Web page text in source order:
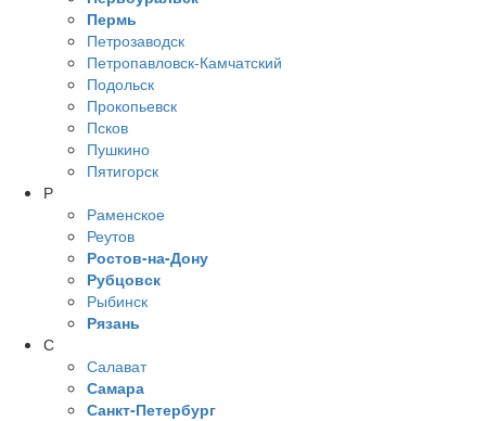
Пермь
Петрозаводск
Петропавловск-Камчатский
Подольск
Прокопьевск
Псков
Пушкино
Пятигорск
Р
Раменское
Реутов
Ростов-на-Дону
Рубцовск
Рыбинск
Рязань
С
Салават
Самара
Санкт-Петербург